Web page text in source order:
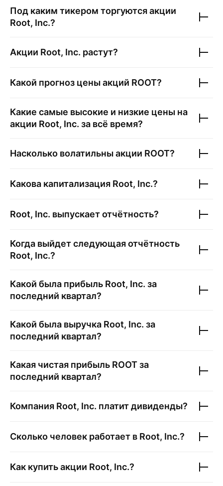
Под каким тикером торгуются акции
Root, Inc.?
Акции Root, Inc. растут?
Какой прогноз цены акций ROOT?
Какие самые высокие и низкие цены на
акции Root, Inc. за всё время?
Насколько волатильны акции ROOT?
Какова капитализация Root, Inc.?
Root, Inc. выпускает отчётность?
Когда выйдет следующая отчётность
Root, Inc.?
Какой была прибыль Root, Inc. за
последний квартал?
Какой была выручка Root, Inc. за
последний квартал?
Какая чистая прибыль ROOTза
последний квартал?
Компания Root, Inc. платит дивиденды?
Сколько человек работает в Root, Inc.?
Как купить акции Root, Inc.?